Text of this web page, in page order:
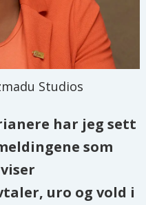
Studios
har jeg sett
som
uro og vold i